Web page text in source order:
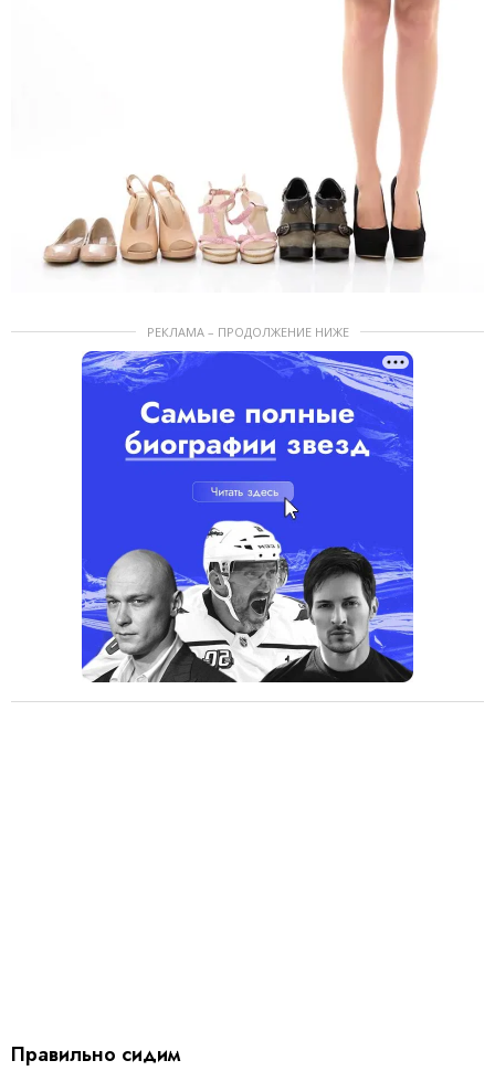
РЕКЛАМА – ПРОДОЛЖЕНИЕ НИЖЕ
Правильно сидим